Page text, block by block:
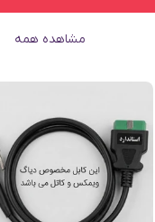
مشاهده همه